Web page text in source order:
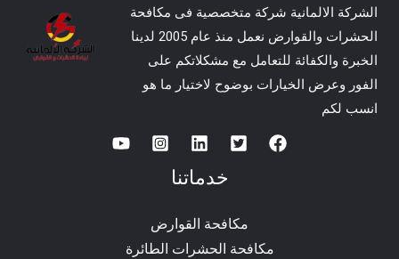
الشركة الالمانية شركة متخصصية فى مكافحة
الحشرات والقوارض نعمل منذ عام 2005 لدينا
الخبرة والكفائة للتعامل مع مشكلاتكم على
الفور وعرض الخيارات بوضوح لاختيار ما هو
انسب لكم
خدماتنا
مكافحة القوارض
مكافحة الحشرات الطائرة